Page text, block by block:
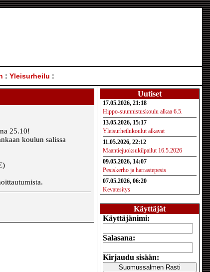
: Yleisurheilu :
25.10!
koulun salissa
Uutiset
17.05.2026, 21:18
Hippo-suunnistuskoulu alkaa 6.5.
13.05.2026, 15:17
Yleisurheilukoulut alkavat
11.05.2026, 22:12
Maantiejuoksukilpailut 16.5.2026
09.05.2026, 14:07
Pesiskerho ja harrastepesis
07.05.2026, 06:20
Kevatesitys
Käyttäjät
Käyttäjänimi:
Salasana:
Kirjaudu sisään: